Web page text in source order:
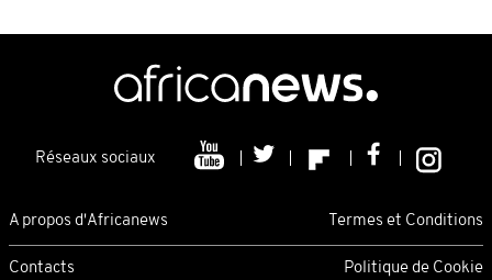
Réseaux sociaux
A propos d'Africanews Termes et Conditions
Contacts Politique de Cookie